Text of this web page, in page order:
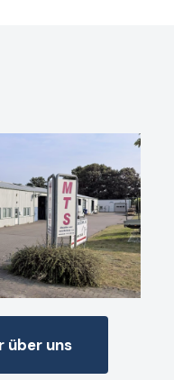
über uns